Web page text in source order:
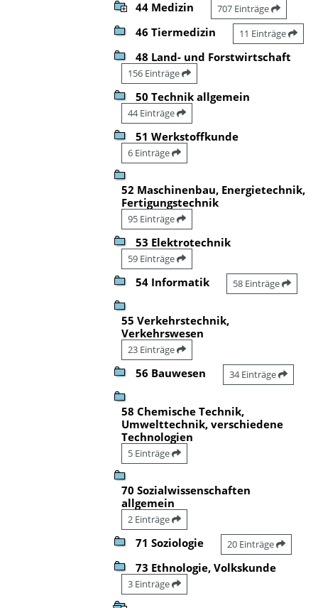
44 Medizin 707 Einträge
46 Tiermedizin 11 Einträge
48 Land- und Forstwirtschaft
156 Einträge
50 Technik allgemein
44 Einträge
51 Werkstoffkunde
6 Einträge
52 Maschinenbau, Energietechnik,
Fertigungstechnik
95 Einträge
53 Elektrotechnik
59 Einträge
54 Informatik 58 Einträge
55 Verkehrstechnik,
Verkehrswesen
23 Einträge
56 Bauwesen 34 Einträge
58 Chemische Technik,
Umwelttechnik, verschiedene
Technologien
5 Einträge
70 Sozialwissenschaften
allgemein
2 Einträge
71 Soziologie 20 Einträge
73 Ethnologie, Volkskunde
3 Einträge